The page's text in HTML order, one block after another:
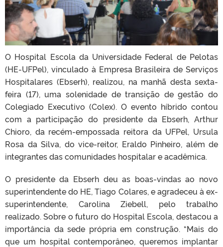
O Hospital Escola da Universidade Federal de Pelotas
(HE-UFPel), vinculado à Empresa Brasileira de Serviços
Hospitalares (Ebserh), realizou, na manhã desta sexta-
feira (17), uma solenidade de transição de gestão do
Colegiado Executivo (Colex). O evento híbrido contou
com a participação do presidente da Ebserh, Arthur
Chioro, da recém-empossada reitora da UFPel, Ursula
Rosa da Silva, do vice-reitor, Eraldo Pinheiro, além de
integrantes das comunidades hospitalar e acadêmica.
O presidente da Ebserh deu as boas-vindas ao novo
superintendente do HE, Tiago Colares, e agradeceu à ex-
superintendente, Carolina Ziebell, pelo trabalho
realizado. Sobre o futuro do Hospital Escola, destacou a
importância da sede própria em construção. “Mais do
que um hospital contemporâneo, queremos implantar